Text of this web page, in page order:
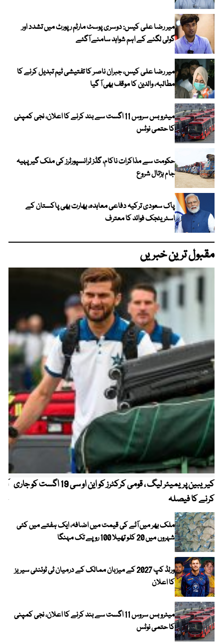
میر رضا علی کیس: دوسری پوسٹ مارٹم رپورٹ میں تشدد اور
گولی لگنے کے اہم شواہد سامنے آگئے
میر رضا علی کیس، جبران ناصر کا تفتیشی ٹیم تبدیل کرنے کا
مطالبہ، والدین کا موقف بھی آ گیا
میٹرو بس سروس 11 اگست سے بند کرنے کا اعلان، نجی کمپنی
کا حتمی نوٹس
حکومت سے مذاکرات ناکام، گڈز ٹرانسپورٹرز کی ملک گیر پہیہ
جام ہڑتال شروع
پاک سعودی ترکیہ دفاعی معاہدہ، بھارت بھی پاکستان کے
اسٹریٹجک فوائد کا معترف
مقبول ترین خبریں
کیریبین پریمیئر لیگ ، قومی کرکٹرز کو این او سی 19 اگست کو جاری
کرنے کا فیصلہ
ملک بھر میں آٹے کی قیمت میں اضافہ، ایک ہفتے میں کئی
شہروں میں 20 کلو تھیلا 100 روپے تک مہنگا
ورلڈ کپ 2027 کے میزبان ممالک کے درمیان ٹی ٹوئنٹی سیریز
کا اعلان
میٹرو بس سروس 11 اگست سے بند کرنے کا اعلان، نجی کمپنی
کا حتمی نوٹس